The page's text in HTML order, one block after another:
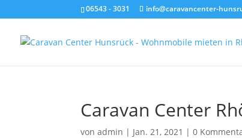
06543 - 3031 info@caravancenter-
Caravan Center
vonadmin | Jan. 21, 2021 |0